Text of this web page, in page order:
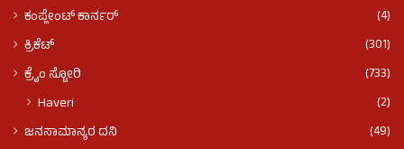
ಕಂಪ್ಲೇಂಟ್ ಕಾರ್ನರ್
(4)
ಕ್ರಿಕೆಟ್
(301)
ಕ್ರೈಂ ಸ್ಟೋರಿ
(733)
Haveri (2)
ಜನಸಾಮಾನ್ಯರ ದನಿ
(49)